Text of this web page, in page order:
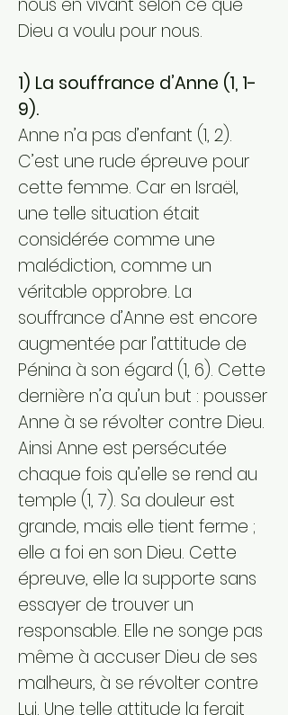
nous en vivant selon ce que
Dieu a voulu pour nous.
1) La souffrance d’Anne (1, 1-
9).
Anne n’a pas d’enfant (1, 2).
C’est une rude épreuve pour
cette femme. Car en Israël,
une telle situation était
considérée comme une
malédiction, comme un
véritable opprobre. La
souffrance d’Anne est encore
augmentée par l’attitude de
Pénina à son égard (1, 6). Cette
dernière n’a qu’un but : pousser
Anne à se révolter contre Dieu.
Ainsi Anne est persécutée
chaque fois qu’elle se rend au
temple (1, 7). Sa douleur est
grande, mais elle tient ferme ;
elle a foi en son Dieu. Cette
épreuve, elle la supporte sans
essayer de trouver un
responsable. Elle ne songe pas
même à accuser Dieu de ses
malheurs, à se révolter contre
Lui. Une telle attitude la ferait